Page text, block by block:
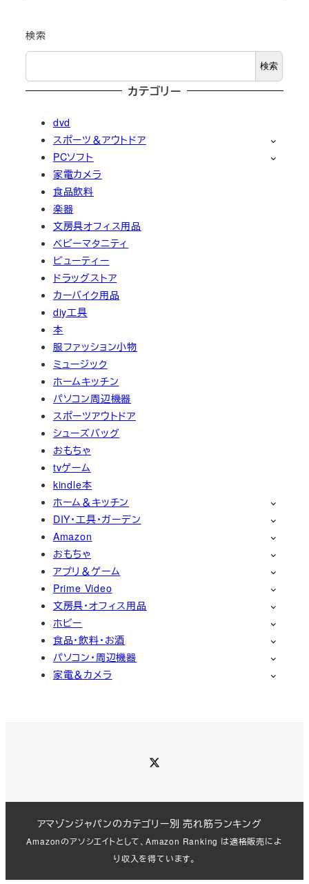
検索
検索
カテゴリー
dvd
スポーツ＆アウトドア
PCソフト
家電カメラ
食品飲料
楽器
文房具オフィス用品
ベビーマタニティ
ビューティー
ドラッグストア
カーバイク用品
diy工具
本
服ファッション小物
ミュージック
ホームキッチン
パソコン周辺機器
スポーツアウトドア
シューズバッグ
おもちゃ
tvゲーム
kindle本
ホーム＆キッチン
DIY・工具・ガーデン
Amazon
おもちゃ
アプリ＆ゲーム
Prime Video
文房具・オフィス用品
ホビー
食品・飲料・お酒
パソコン・周辺機器
家電＆カメラ
アマゾンジャパンのカテゴリー別 売れ筋ランキング
Amazonのアソシエイトとして、Amazon Ranking は適格販売によ
り収入を得ています。